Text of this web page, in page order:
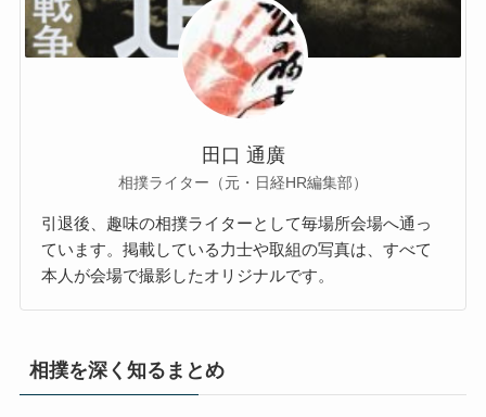
田口 通廣
相撲ライター（元・日経HR編集部）
引退後、趣味の相撲ライターとして毎場所会場へ通っ
ています。掲載している力士や取組の写真は、すべて
本人が会場で撮影したオリジナルです。
相撲を深く知るまとめ